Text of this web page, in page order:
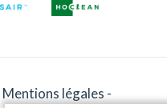
Mentions légales -